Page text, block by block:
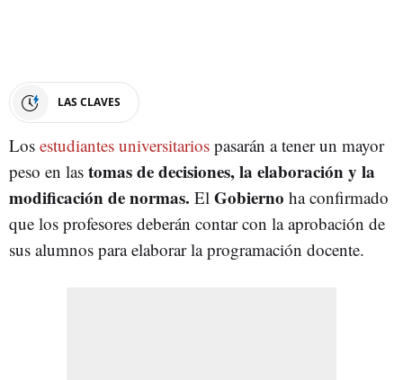
LAS CLAVES
Los estudiantes universitarios pasarán a tener un mayor
peso en las tomas de decisiones, la elaboración y la
modificación de normas. El Gobierno ha confirmado
que los profesores deberán contar con la aprobación de
sus alumnos para elaborar la programación docente.